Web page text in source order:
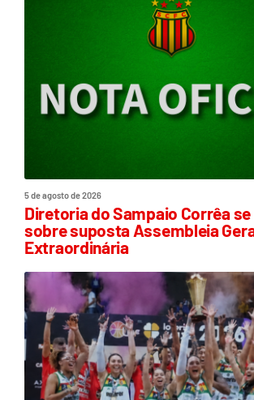
5 de agosto de 2026
Diretoria do Sampaio Corrêa
sobre suposta Assembleia
Extraordinária